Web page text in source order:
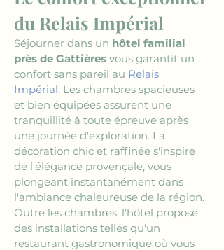
du Relais Impérial
Séjourner dans un hôtel familial
près de Gattières vous garantit un
confort sans pareil au Relais
Impérial. Les chambres spacieuses
et bien équipées assurent une
tranquillité à toute épreuve après
une journée d'exploration. La
décoration chic et raffinée s'inspire
de l'élégance provençale, vous
plongeant instantanément dans
l'ambiance chaleureuse de la région.
Outre les chambres, l'hôtel propose
des installations telles qu'un
restaurant gastronomique où vous